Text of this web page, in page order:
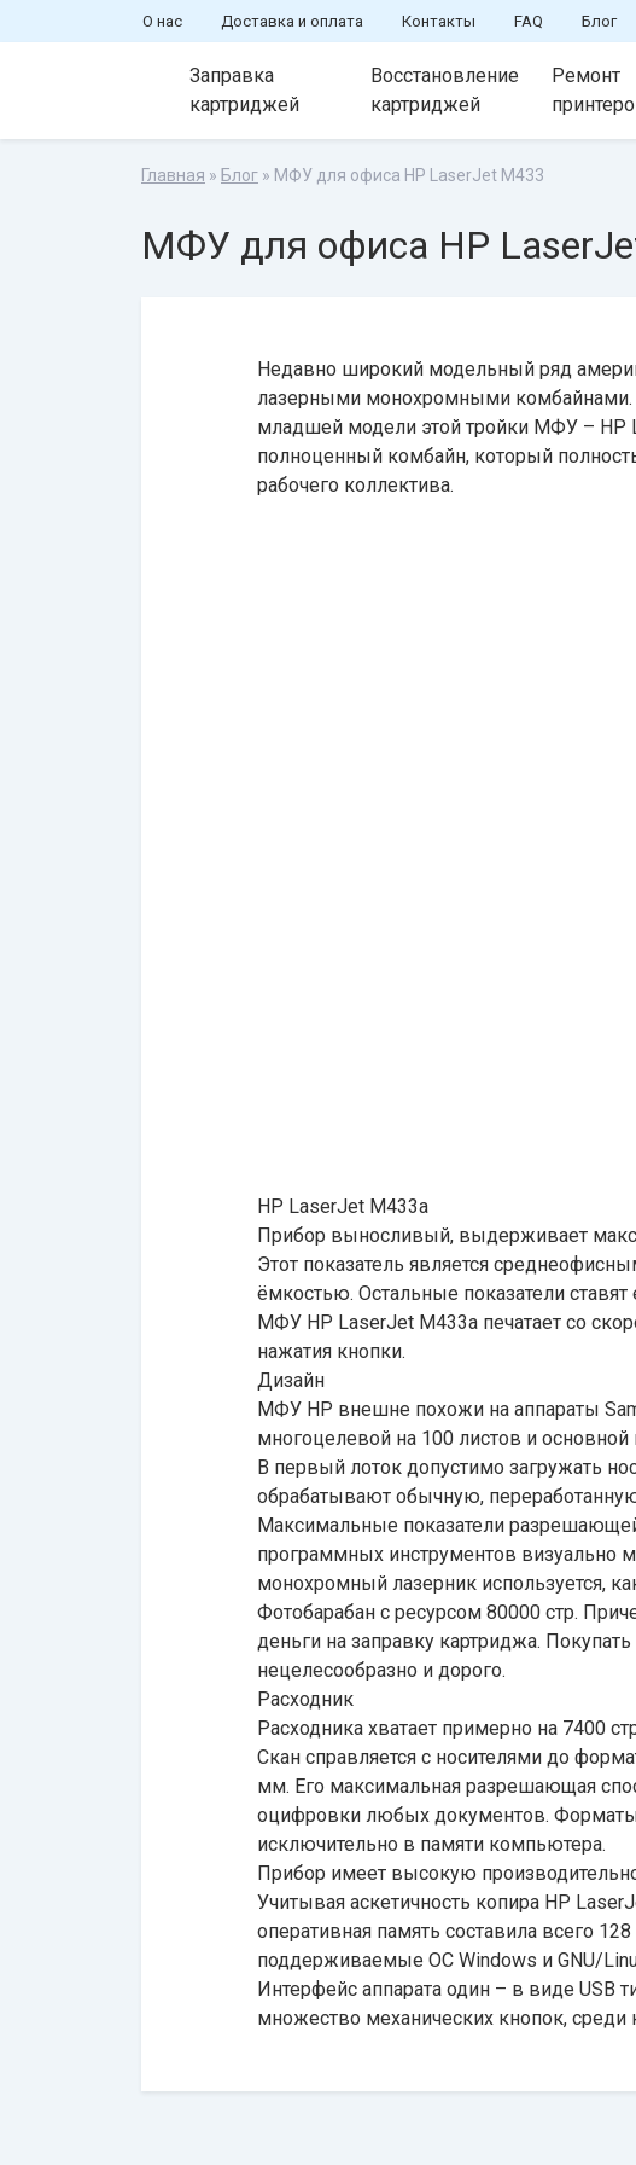
О нас Доставка и оплата Контакты FAQ Блог
Заправка
картриджей
Восстановление
картриджей
Ремонт
Главная » Блог » МФУ для офиса HP LaserJet M433
МФУ для офиса HP
Недавно широкий модельный ряд
лазерными монохромными комбайнами.
младшей модели этой тройки МФУ – HP
полноценный комбайн, который
рабочего коллектива.
HP LaserJet M433a
Прибор выносливый, выдерживает
Этот показатель является
ёмкостью. Остальные показатели ставят
МФУ HP LaserJet M433a печатает со
нажатия кнопки.
Дизайн
МФУ HP внешне похожи на аппараты
многоцелевой на 100 листов и основной
В первый лоток допустимо загружать
обрабатывают обычную,
Максимальные показатели
программных инструментов визуально
монохромный лазерник используется,
Фотобарабан с ресурсом 80000 стр.
деньги на заправку картриджа.
нецелесообразно и дорого.
Расходник
Расходника хватает примерно на 7400
Скан справляется с носителями до
мм. Его максимальная разрешающая
оцифровки любых документов. Форматы
исключительно в памяти компьютера.
Прибор имеет высокую
Учитывая аскетичность копира HP
оперативная память составила всего
поддерживаемые ОС Windows и GNU/
Интерфейс аппарата один – в виде USB
множество механических кнопок,